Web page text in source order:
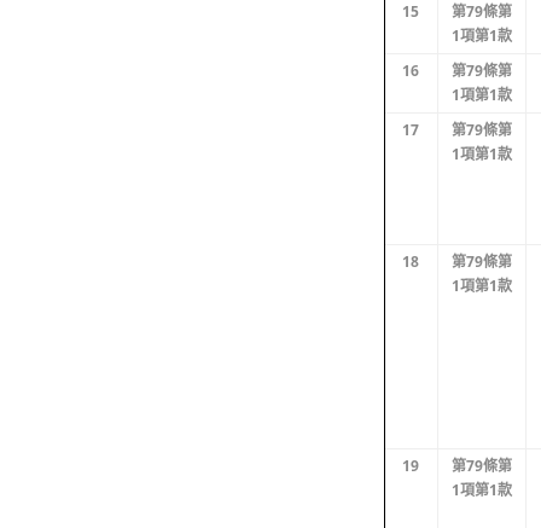
15
第79條第
1項第1款
16
第79條第
1項第1款
17
第79條第
1項第1款
18
第79條第
1項第1款
19
第79條第
1項第1款